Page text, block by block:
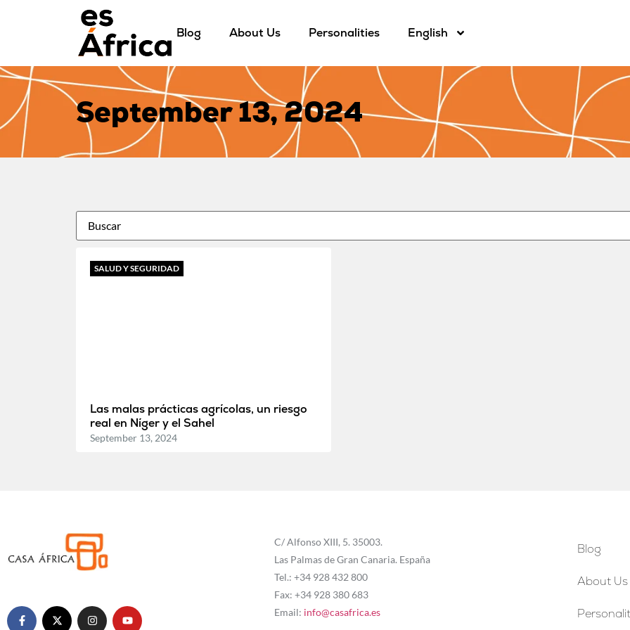
Blog About Us Personalities English
September 13, 2024
SALUD Y SEGURIDAD
Las malas prácticas agrícolas, un riesgo
real en Níger y el Sahel
September 13, 2024
C/ Alfonso XIII, 5. 35003.
Las Palmas de Gran Canaria. España
Tel.: +34 928 432 800
Fax: +34 928 380 683
Email: info@casafrica.es
Blog
About Us